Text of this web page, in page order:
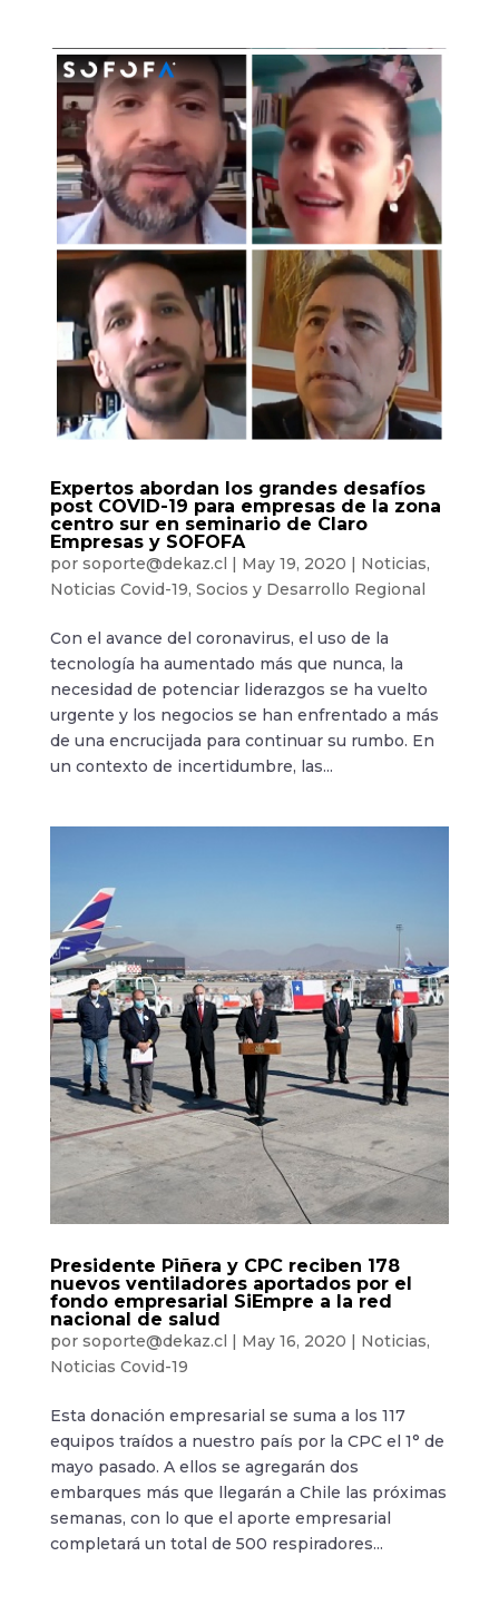
Expertos abordan los grandes desafíos
post COVID-19 para empresas de la zona
centro sur en seminario de Claro
Empresas y SOFOFA
por soporte@dekaz.cl | May 19, 2020 | Noticias,
Noticias Covid-19, Socios y Desarrollo Regional
Con el avance del coronavirus, el uso de la
tecnología ha aumentado más que nunca, la
necesidad de potenciar liderazgos se ha vuelto
urgente y los negocios se han enfrentado a más
de una encrucijada para continuar su rumbo. En
un contexto de incertidumbre, las...
Presidente Piñera y CPC reciben 178
nuevos ventiladores aportados por el
fondo empresarial SiEmpre a la red
nacional de salud
por soporte@dekaz.cl | May 16, 2020 | Noticias,
Noticias Covid-19
Esta donación empresarial se suma a los 117
equipos traídos a nuestro país por la CPC el 1° de
mayo pasado. A ellos se agregarán dos
embarques más que llegarán a Chile las próximas
semanas, con lo que el aporte empresarial
completará un total de 500 respiradores...